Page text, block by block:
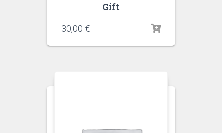
Gift
30,00 €